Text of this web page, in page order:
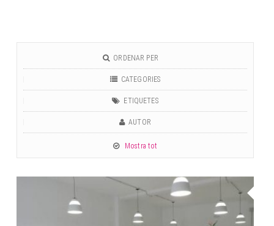
ORDENAR PER
CATEGORIES
ETIQUETES
AUTOR
Mostra tot